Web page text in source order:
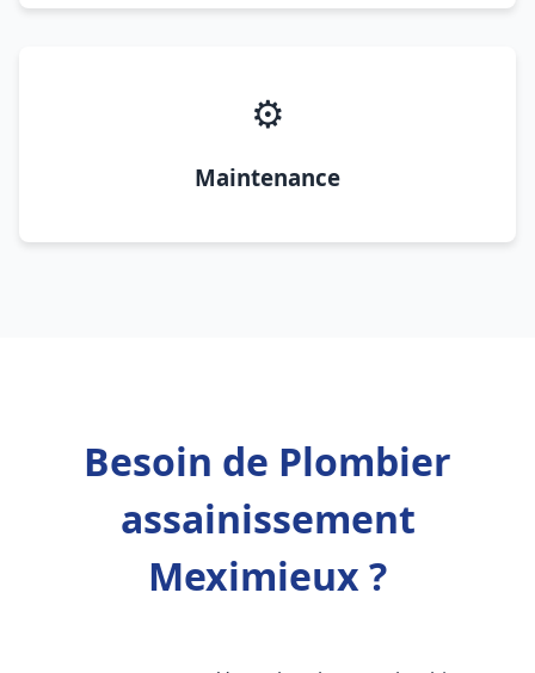
⚙️
Maintenance
Besoin de Plombier
assainissement
Meximieux ?